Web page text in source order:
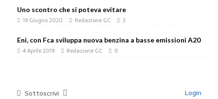
Uno scontro che si poteva evitare
19 Giugno 2020 Redazione GC 3
Eni, con Fca sviluppa nuova benzina a basse emissioni A20
4 Aprile 2019 Redazione GC 0
Sottoscrivi Login